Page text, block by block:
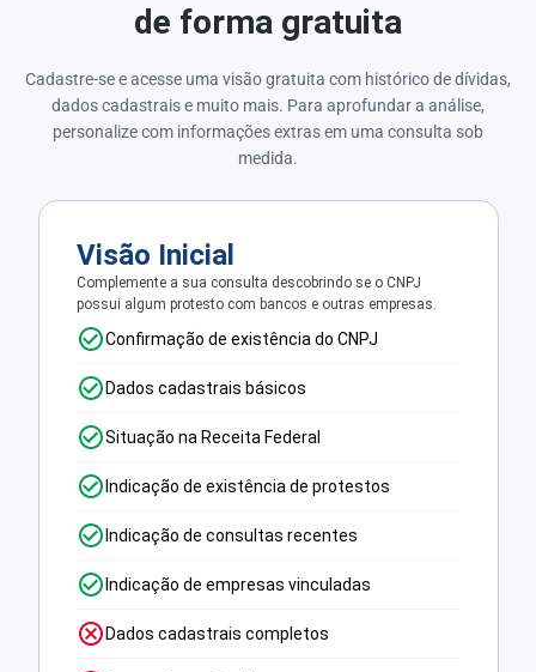
de forma gratuita
Cadastre-se e acesse uma visão gratuita com histórico de dívidas,
dados cadastrais e muito mais. Para aprofundar a análise,
personalize com informações extras em uma consulta sob
medida.
Visão Inicial
Complemente a sua consulta descobrindo se o CNPJ
possui algum protesto com bancos e outras empresas.
Confirmação de existência do CNPJ
Dados cadastrais básicos
Situação na Receita Federal
Indicação de existência de protestos
Indicação de consultas recentes
Indicação de empresas vinculadas
Dados cadastrais completos